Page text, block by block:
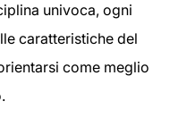
univoca, ogni
caratteristiche del
come meglio